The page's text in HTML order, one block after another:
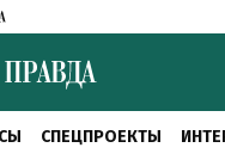
СПЕЦПРОЕКТЫ